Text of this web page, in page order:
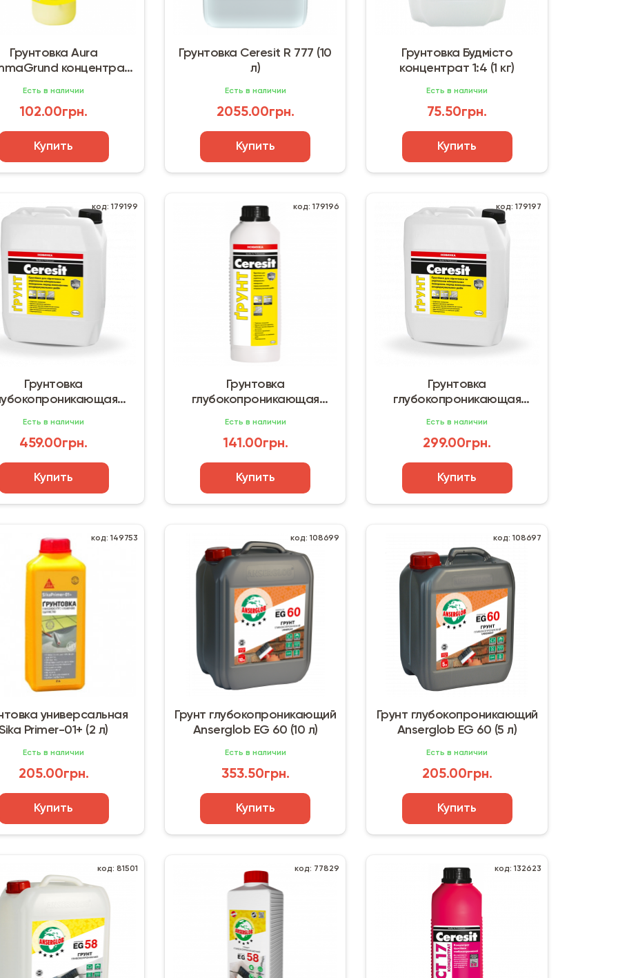
Грунтовка Aura
концентрат
Есть в наличии
102.00грн.
Купить
Грунтовка Ceresit R 777 (10
л)
Есть в наличии
2055.00грн.
Купить
Грунтовка Будмісто
концентрат 1:4 (1 кг)
Есть в наличии
75.50грн.
Купить
код: 179199
Грунтовка
Есть в наличии
459.00грн.
Купить
код: 179196
Грунтовка
глубокопроникающая
Есть в наличии
141.00грн.
Купить
код: 179197
Грунтовка
глубокопроникающая
Есть в наличии
299.00грн.
Купить
код: 149753
универсальная
Primer-01+ (2 л)
Есть в наличии
205.00грн.
Купить
код: 108699
Грунт глубокопроникающий
Anserglob EG 60 (10 л)
Есть в наличии
353.50грн.
Купить
код: 108697
Грунт глубокопроникающий
Anserglob EG 60 (5 л)
Есть в наличии
205.00грн.
Купить
код: 81501 код: 77829 код: 132623